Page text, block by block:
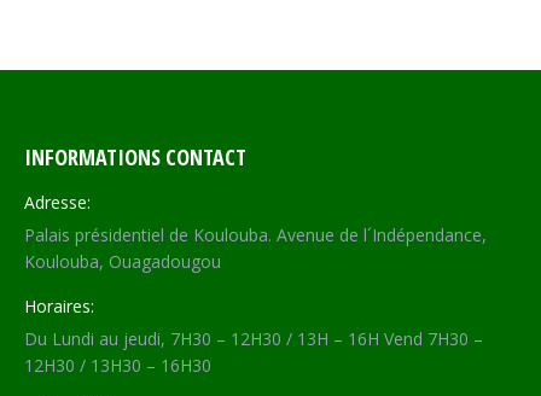
INFORMATIONS CONTACT
Adresse:
Palais présidentiel de Koulouba. Avenue de l´Indépendance,
Koulouba, Ouagadougou
Horaires:
Du Lundi au jeudi, 7H30 – 12H30 / 13H – 16H Vend 7H30 –
12H30 / 13H30 – 16H30